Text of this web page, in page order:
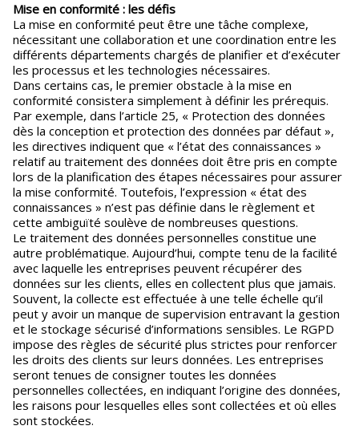
Mise en conformité : les défis
La mise en conformité peut être une tâche complexe,
nécessitant une collaboration et une coordination entre les
différents départements chargés de planifier et d’exécuter
les processus et les technologies nécessaires.
Dans certains cas, le premier obstacle à la mise en
conformité consistera simplement à définir les prérequis.
Par exemple, dans l’article 25, « Protection des données
dès la conception et protection des données par défaut »,
les directives indiquent que « l’état des connaissances »
relatif au traitement des données doit être pris en compte
lors de la planification des étapes nécessaires pour assurer
la mise conformité. Toutefois, l’expression « état des
connaissances » n’est pas définie dans le règlement et
cette ambiguïté soulève de nombreuses questions.
Le traitement des données personnelles constitue une
autre problématique. Aujourd’hui, compte tenu de la facilité
avec laquelle les entreprises peuvent récupérer des
données sur les clients, elles en collectent plus que jamais.
Souvent, la collecte est effectuée à une telle échelle qu’il
peut y avoir un manque de supervision entravant la gestion
et le stockage sécurisé d’informations sensibles. Le RGPD
impose des règles de sécurité plus strictes pour renforcer
les droits des clients sur leurs données. Les entreprises
seront tenues de consigner toutes les données
personnelles collectées, en indiquant l’origine des données,
les raisons pour lesquelles elles sont collectées et où elles
sont stockées.